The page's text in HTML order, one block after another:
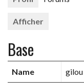
Afficher
Base
Name gilou